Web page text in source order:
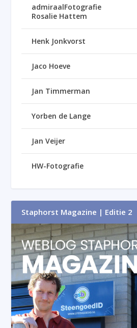
admiraalFotografie
Rosalie Hattem
Henk Jonkvorst
Jaco Hoeve
Jan Timmerman
Yorben de Lange
Jan Veijer
HW-Fotografie
Staphorst Magazine | Editie 2